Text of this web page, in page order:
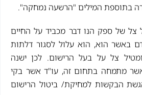
בתוספת המילים "הרשעה נמחקה".
צל של ספק הנו דבר מכביד על החיים
באשר הוא, הוא עלול לסגור דלתות
צל על בעל הרישום. לכן ישנה
מתמחה בתחום זה, עו"ד אשר בקי
הבקשות למחיקת/ ביטול הרישום